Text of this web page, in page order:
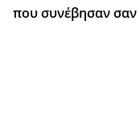
που συνέβησαν